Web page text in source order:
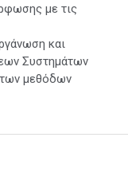
με τις
και
Συστημάτων
των μεθόδων